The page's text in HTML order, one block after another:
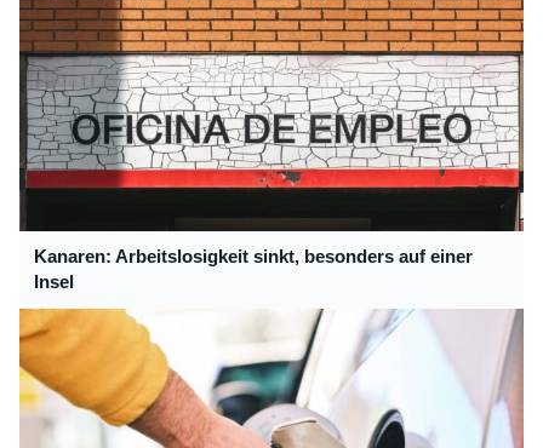
Kanaren: Arbeitslosigkeit sinkt, besonders auf einer
Insel